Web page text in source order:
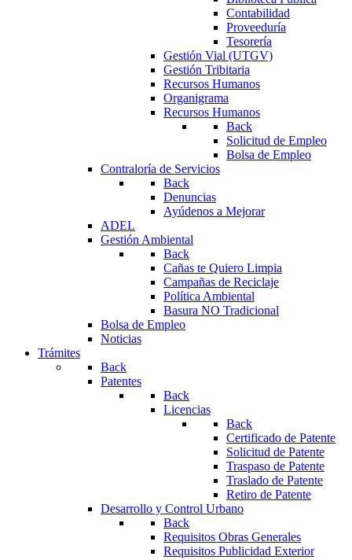
Contabilidad
Proveeduría
Tesorería
Gestión Vial (UTGV)
Gestión Tribitaria
Recursos Humanos
Organigrama
Recursos Humanos
Back
Solicitud de Empleo
Bolsa de Empleo
Contraloría de Servicios
Back
Denuncias
Ayúdenos a Mejorar
ADEL
Gestión Ambiental
Back
Cañas te Quiero Limpia
Campañas de Reciclaje
Política Ambiental
Basura NO Tradicional
Bolsa de Empleo
Noticias
Trámites
Back
Patentes
Back
Licencias
Back
Certificado de Patente
Solicitud de Patente
Traspaso de Patente
Traslado de Patente
Retiro de Patente
Desarrollo y Control Urbano
Back
Requisitos Obras Generales
Requisitos Publicidad Exterior